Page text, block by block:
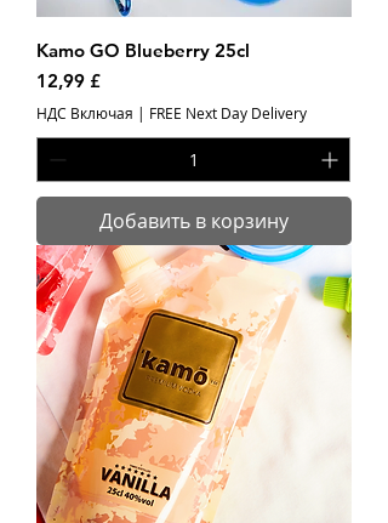
Kamo GO Blueberry 25cl
Цена
12,99 £
НДС Включая | FREE Next Day Delivery
Добавить в корзину